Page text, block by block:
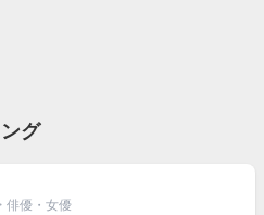
グ
俳優・女優